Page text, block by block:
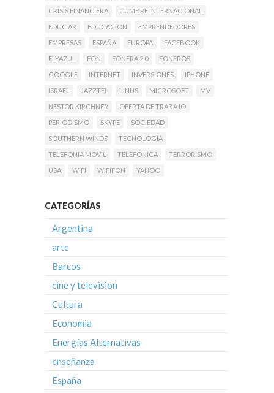
CRISIS FINANCIERA
CUMBRE INTERNACIONAL
EDUC.AR
EDUCACION
EMPRENDEDORES
EMPRESAS
ESPAÑA EUROPA
FACEBOOK
FLYAZUL
FON FONERA 2.0
FONEROS
GOOGLE
INTERNET INVERSIONES
IPHONE
ISRAEL
JAZZTEL LINUS MICROSOFT
MV
NESTOR KIRCHNER
OFERTA DE TRABAJO
PERIODISMO
SKYPE
SOCIEDAD
SOUTHERN WINDS
TECNOLOGIA
TELEFONIA MOVIL
TELEFÓNICA
TERRORISMO
USA
WIFI WIFIFON YAHOO
CATEGORÍAS
Argentina
arte
Barcos
cine y television
Cultura
Economia
Energías Alternativas
enseñanza
España